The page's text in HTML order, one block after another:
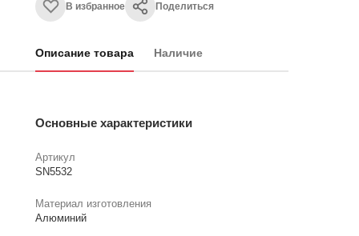
В избранное Поделиться
Описание товара Наличие
Основные характеристики
Артикул
SN5532
Материал изготовления
Алюминий